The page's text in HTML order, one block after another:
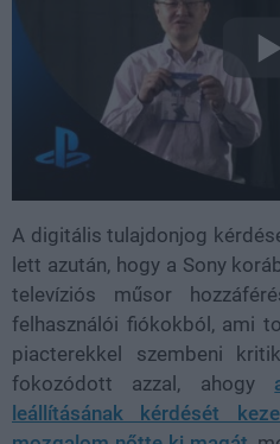
A digitális tulajdonjog
lett azután, hogy a Sony
televíziós műsor
felhasználói fiókokból, ami
piacterekkel szembeni
fokozódott azzal, ahogy
leállításának kérdését